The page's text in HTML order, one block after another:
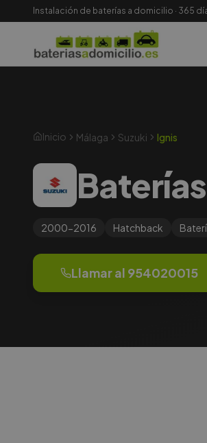
Instalación de baterías a domicilio · 365
Inicio Málaga Suzuki Ignis
2000-2016 Hatchback
Llamar al 954020015